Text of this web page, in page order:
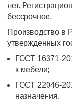
лет.
бессрочное.
Производство в
утвержденных
ГОСТ 16371-
к мебели;
ГОСТ 22046-
назначения.